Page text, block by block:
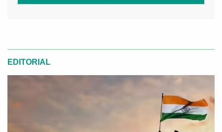
EDITORIAL